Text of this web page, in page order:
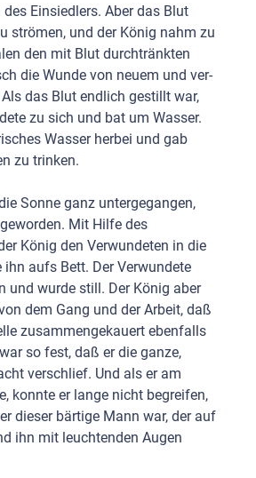
Einsiedlers. Aber das Blut
strömen, und der König nahm zu
den mit Blut durchtränkten
die Wunde von neuem und ver­
das Blut endlich gestillt war,
zu sich und bat um Wasser.
Wasser herbei und gab
zu trinken.
Sonne ganz untergegangen,
Mit Hilfe des
König den Verwun­deten in die
ihn aufs Bett. Der Verwundete
und wurde still. Der König aber
dem Gang und der Arbeit, daß
zusammengekauert ebenfalls
so fest, daß er die ganze,
verschlief. Und als er am
konnte er lange nicht begreifen,
dieser bärtige Mann war, der auf
ihn mit leuchtenden Augen